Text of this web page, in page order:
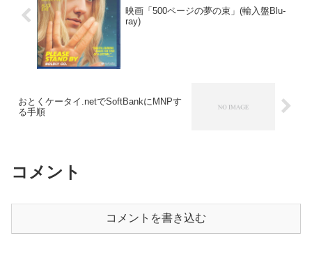
映画「500ページの夢の束」(輸入盤Blu-
ray)
おとくケータイ.netでSoftBankにMNPす
る手順
コメント
コメントを書き込む